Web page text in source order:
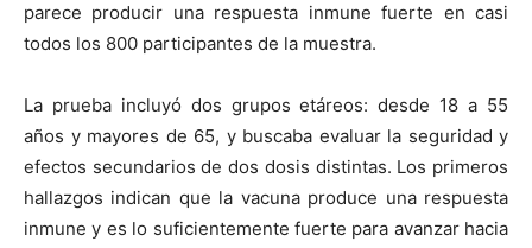
parece producir una respuesta inmune fuerte en casi
todos los 800 participantes de la muestra.
La prueba incluyó dos grupos etáreos: desde 18 a 55
años y mayores de 65, y buscaba evaluar la seguridad y
efectos secundarios de dos dosis distintas. Los primeros
hallazgos indican que la vacuna produce una respuesta
inmune y es lo suficientemente fuerte para avanzar hacia